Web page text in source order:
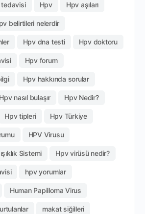
tedavisi Hpv Hpv aşıları
belirtileri nelerdir
Hpv dna testi Hpv doktoru
Hpv forum
Hpv hakkında sorular
Hpv nasıl bulaşır Hpv Nedir?
Hpv tipleri Hpv Türkiye
HPV Virusu
Sistemi Hpv virüsü nedir?
hpv yorumlar
Human Papilloma Virus
makat siğilleri